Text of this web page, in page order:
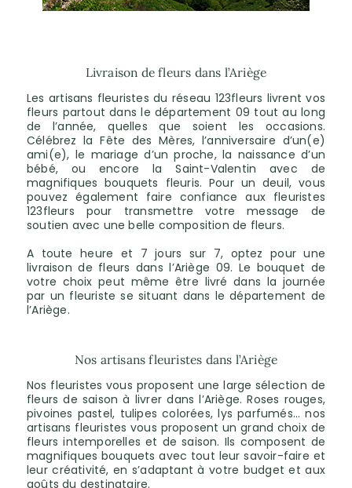
Livraison de fleurs dans l’Ariège
Les artisans fleuristes du réseau 123fleurs livrent vos
fleurs partout dans le département 09 tout au long
de l’année, quelles que soient les occasions.
Célébrez la Fête des Mères, l’anniversaire d’un(e)
ami(e), le mariage d’un proche, la naissance d’un
bébé, ou encore la Saint-Valentin avec de
magnifiques bouquets fleuris. Pour un deuil, vous
pouvez également faire confiance aux fleuristes
123fleurs pour transmettre votre message de
soutien avec une belle composition de fleurs.
A toute heure et 7 jours sur 7, optez pour une
livraison de fleurs dans l’Ariège 09. Le bouquet de
votre choix peut même être livré dans la journée
par un fleuriste se situant dans le département de
l’Ariège.
Nos artisans fleuristes dans l’Ariège
Nos fleuristes vous proposent une large sélection de
fleurs de saison à livrer dans l’Ariège. Roses rouges,
pivoines pastel, tulipes colorées, lys parfumés… nos
artisans fleuristes vous proposent un grand choix de
fleurs intemporelles et de saison. Ils composent de
magnifiques bouquets avec tout leur savoir-faire et
leur créativité, en s’adaptant à votre budget et aux
goûts du destinataire.